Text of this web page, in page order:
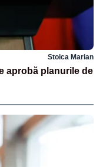
Stoica Marian
aprobă planurile de